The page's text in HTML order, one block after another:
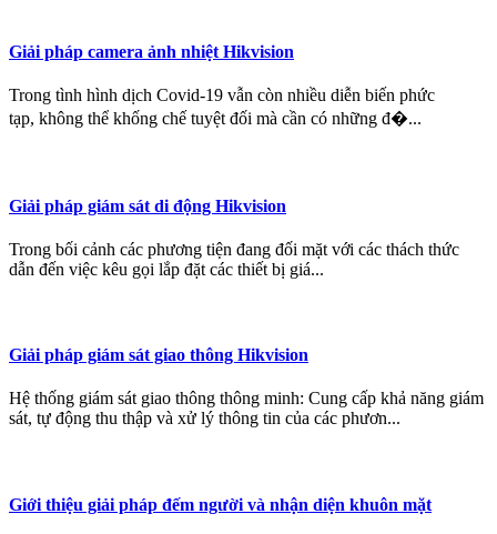
Giải pháp camera ảnh nhiệt Hikvision
Trong tình hình dịch Covid-19 vẫn còn nhiều diễn biến phức
tạp, không thể khống chế tuyệt đối mà cần có những đ�...
Giải pháp giám sát di động Hikvision
Trong bối cảnh các phương tiện đang đối mặt với các thách thức
dẫn đến việc kêu gọi lắp đặt các thiết bị giá...
Giải pháp giám sát giao thông Hikvision
Hệ thống giám sát giao thông thông minh: Cung cấp khả năng giám
sát, tự động thu thập và xử lý thông tin của các phươn...
Giới thiệu giải pháp đếm người và nhận diện khuôn mặt